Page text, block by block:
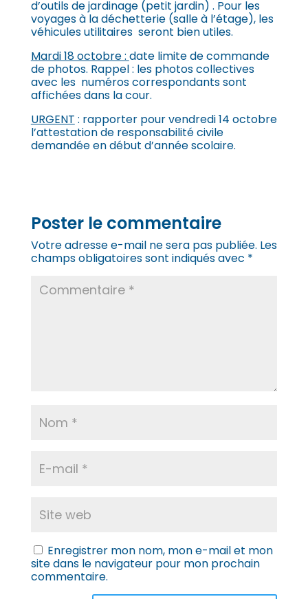
d’outils de jardinage (petit jardin) . Pour les
voyages à la déchetterie (salle à l’étage), les
véhicules utilitaires seront bien utiles.
Mardi 18 octobre : date limite de commande
de photos. Rappel : les photos collectives
avec les numéros correspondants sont
affichées dans la cour.
URGENT : rapporter pour vendredi 14 octobre
l’attestation de responsabilité civile
demandée en début d’année scolaire.
Poster le commentaire
Votre adresse e-mail ne sera pas publiée. Les
champs obligatoires sont indiqués avec *
Enregistrer mon nom, mon e-mail et mon
site dans le navigateur pour mon prochain
commentaire.